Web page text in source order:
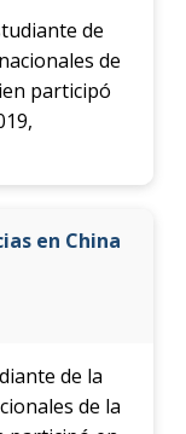
de
de
participó
en China
de la
de la